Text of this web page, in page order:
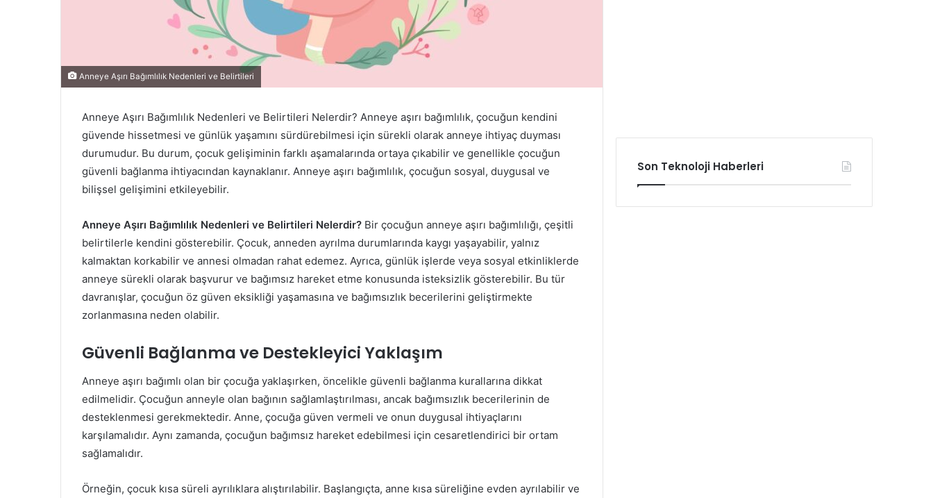
Anneye Aşırı Bağımlılık Nedenleri ve Belirtileri
Anneye Aşırı Bağımlılık Nedenleri ve Belirtileri Nelerdir? Anneye aşırı bağımlılık, çocuğun kendini
güvende hissetmesi ve günlük yaşamını sürdürebilmesi için sürekli olarak anneye ihtiyaç duyması
durumudur. Bu durum, çocuk gelişiminin farklı aşamalarında ortaya çıkabilir ve genellikle çocuğun
güvenli bağlanma ihtiyacından kaynaklanır. Anneye aşırı bağımlılık, çocuğun sosyal, duygusal ve
bilişsel gelişimini etkileyebilir.
Anneye Aşırı Bağımlılık Nedenleri ve Belirtileri Nelerdir? Bir çocuğun anneye aşırı bağımlılığı, çeşitli
belirtilerle kendini gösterebilir. Çocuk, anneden ayrılma durumlarında kaygı yaşayabilir, yalnız
kalmaktan korkabilir ve annesi olmadan rahat edemez. Ayrıca, günlük işlerde veya sosyal etkinliklerde
anneye sürekli olarak başvurur ve bağımsız hareket etme konusunda isteksizlik gösterebilir. Bu tür
davranışlar, çocuğun öz güven eksikliği yaşamasına ve bağımsızlık becerilerini geliştirmekte
zorlanmasına neden olabilir.
Güvenli Bağlanma ve Destekleyici Yaklaşım
Anneye aşırı bağımlı olan bir çocuğa yaklaşırken, öncelikle güvenli bağlanma kurallarına dikkat
edilmelidir. Çocuğun anneyle olan bağının sağlamlaştırılması, ancak bağımsızlık becerilerinin de
desteklenmesi gerekmektedir. Anne, çocuğa güven vermeli ve onun duygusal ihtiyaçlarını
karşılamalıdır. Aynı zamanda, çocuğun bağımsız hareket edebilmesi için cesaretlendirici bir ortam
sağlamalıdır.
Örneğin, çocuk kısa süreli ayrılıklara alıştırılabilir. Başlangıçta, anne kısa süreliğine evden ayrılabilir ve
Son Teknoloji Haberleri